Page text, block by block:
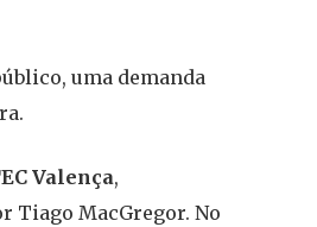
uma demanda
Valença,
Tiago MacGregor. No